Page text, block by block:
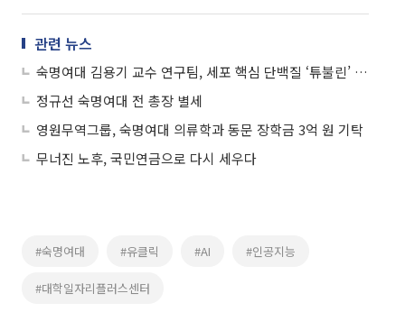
관련 뉴스
숙명여대 김용기 교수 연구팀, 세포 핵심 단백질 ‘튜불린’ 조절 원리 첫 규명
정규선 숙명여대 전 총장 별세
영원무역그룹, 숙명여대 의류학과 동문 장학금 3억 원 기탁
무너진 노후, 국민연금으로 다시 세우다
#숙명여대 #유클릭 #AI #인공지능
#대학일자리플러스센터